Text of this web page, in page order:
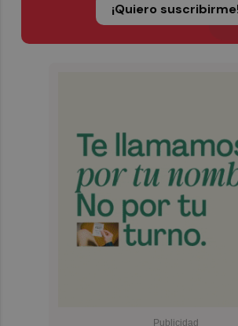
¡Quiero